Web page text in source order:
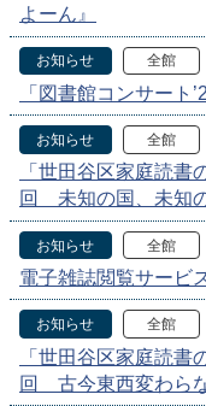
よーん』
お知らせ 全館
「図書館コンサート
お知らせ 全館
「世田谷区家庭読
回 未知の国、未知
お知らせ 全館
電子雑誌閲覧サービ
お知らせ 全館
「世田谷区家庭読
回 古今東西変わら